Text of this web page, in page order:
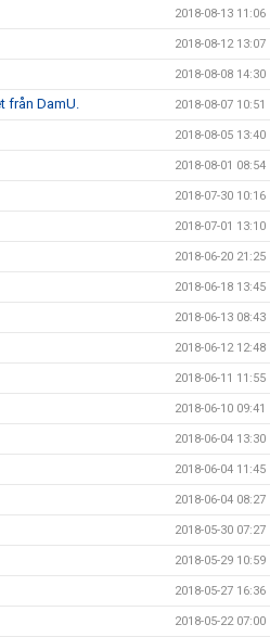
2018-08-13 11:06
2018-08-12 13:07
2018-08-08 14:30
från DamU. 2018-08-07 10:51
2018-08-05 13:40
2018-08-01 08:54
2018-07-30 10:16
2018-07-01 13:10
2018-06-20 21:25
2018-06-18 13:45
2018-06-13 08:43
2018-06-12 12:48
2018-06-11 11:55
2018-06-10 09:41
2018-06-04 13:30
2018-06-04 11:45
2018-06-04 08:27
2018-05-30 07:27
2018-05-29 10:59
2018-05-27 16:36
2018-05-22 07:00